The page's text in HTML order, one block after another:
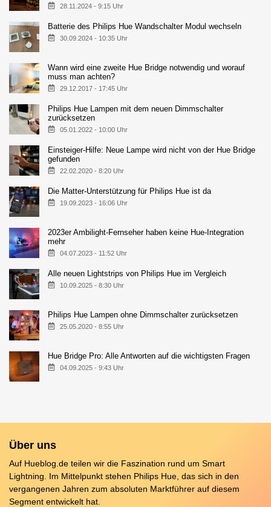
28.11.2024 - 9:15 Uhr
Batterie des Philips Hue Wandschalter Modul wechseln
30.09.2024 - 10:35 Uhr
Wann wird eine zweite Hue Bridge notwendig und worauf
muss man achten?
29.12.2017 - 17:45 Uhr
Philips Hue Lampen mit dem neuen Dimmschalter
zurücksetzen
05.01.2022 - 10:00 Uhr
Einsteiger-Hilfe: Neue Lampe wird nicht von der Hue Bridge
gefunden
22.02.2020 - 8:20 Uhr
Die Matter-Unterstützung für Philips Hue ist da
19.09.2023 - 16:06 Uhr
2023er Ambilight-Fernseher haben keine Hue-Integration
mehr
04.07.2023 - 11:52 Uhr
Alle neuen Lightstrips von Philips Hue im Vergleich
10.09.2025 - 8:30 Uhr
Philips Hue Lampen ohne Dimmschalter zurücksetzen
25.05.2020 - 8:55 Uhr
Hue Bridge Pro: Alle Antworten auf die wichtigsten Fragen
04.09.2025 - 9:43 Uhr
Über uns
Auf Hueblog.de teilen wir die Faszination rund um Smart
Lightning. Im Mittelpunkt stehen Philips Hue, das sich in den
vergangenen Jahren zum absoluten Marktführer auf diesem
Segment entwickelt hat.